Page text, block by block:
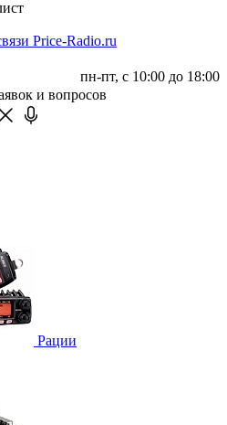
пн-пт, с 10:00 до 18:00
и вопросов
Рации